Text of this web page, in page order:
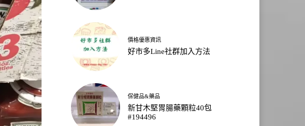
價格優惠資訊
好市多Line社群加入方法
保健品&藥品
新甘木堅胃腸藥顆粒40包
#194496